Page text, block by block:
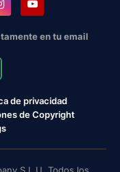
en tu email
de privacidad
de Copyright